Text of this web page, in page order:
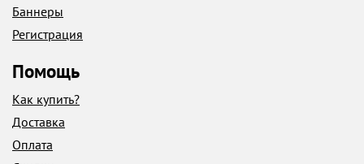
Баннеры
Регистрация
Помощь
Как купить?
Доставка
Оплата